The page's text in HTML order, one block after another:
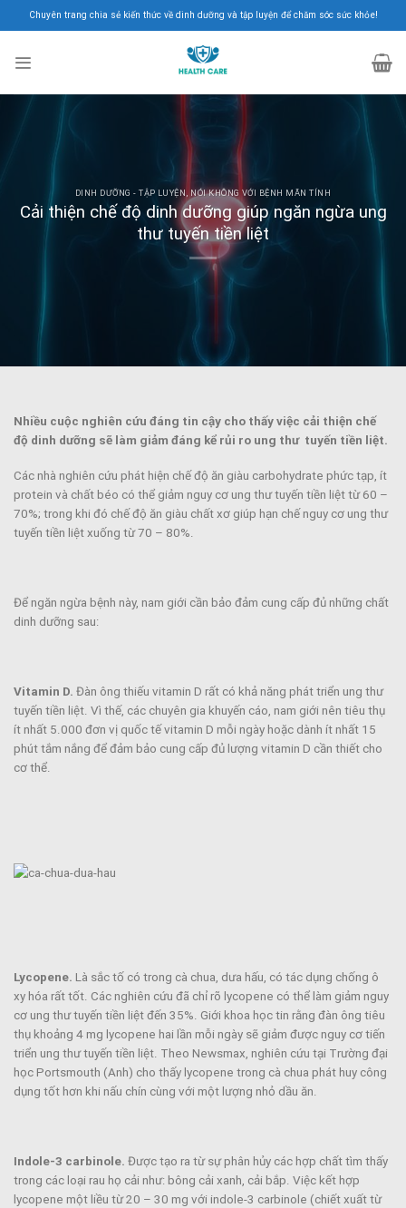
to
Chuyên trang chia sẻ kiến thức về dinh dưỡng và tập luyện để chăm sóc sức khỏe!
DINH DƯỠNG - TẬP LUYỆN,NÓI KHÔNG VỚI BỆNH MÃN TÍNH
Cải thiện chế độ dinh dưỡng giúp ngăn ngừa ung
thư tuyến tiền liệt
Nhiều cuộc nghiên cứu đáng tin cậy cho thấy việc cải thiện chế
độ dinh dưỡng sẽ làm giảm đáng kể rủi ro ung thư tuyến tiền liệt.
Các nhà nghiên cứu phát hiện chế độ ăn giàu carbohydrate phức tạp, ít
protein và chất béo có thể giảm nguy cơ ung thư tuyến tiền liệt từ 60 –
70%; trong khi đó chế độ ăn giàu chất xơ giúp hạn chế nguy cơ ung thư
tuyến tiền liệt xuống từ 70 – 80%.
Để ngăn ngừa bệnh này, nam giới cần bảo đảm cung cấp đủ những chất
dinh dưỡng sau:
Vitamin D. Đàn ông thiếu vitamin D rất có khả năng phát triển ung thư
tuyến tiền liệt. Vì thế, các chuyên gia khuyến cáo, nam giới nên tiêu thụ
ít nhất 5.000 đơn vị quốc tế vitamin D mỗi ngày hoặc dành ít nhất 15
phút tắm nắng để đảm bảo cung cấp đủ lượng vitamin D cần thiết cho
cơ thể.
Lycopene. Là sắc tố có trong cà chua, dưa hấu, có tác dụng chống ô
xy hóa rất tốt. Các nghiên cứu đã chỉ rõ lycopene có thể làm giảm nguy
cơ ung thư tuyến tiền liệt đến 35%. Giới khoa học tin rằng đàn ông tiêu
thụ khoảng 4 mg lycopene hai lần mỗi ngày sẽ giảm được nguy cơ tiến
triển ung thư tuyến tiền liệt. Theo Newsmax, nghiên cứu tại Trường đại
học Portsmouth (Anh) cho thấy lycopene trong cà chua phát huy công
dụng tốt hơn khi nấu chín cùng với một lượng nhỏ dầu ăn.
Indole-3 carbinole. Được tạo ra từ sự phân hủy các hợp chất tìm thấy
trong các loại rau họ cải như: bông cải xanh, cải bắp. Việc kết hợp
lycopene một liều từ 20 – 30 mg với indole-3 carbinole (chiết xuất từ